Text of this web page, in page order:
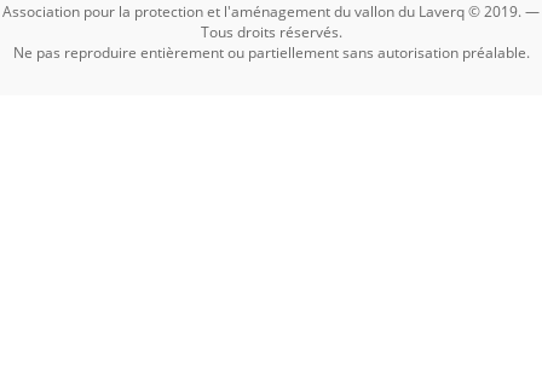
Association pour la protection et l'aménagement du vallon du Laverq © 2019. —
Tous droits réservés.
Ne pas reproduire entièrement ou partiellement sans autorisation préalable.